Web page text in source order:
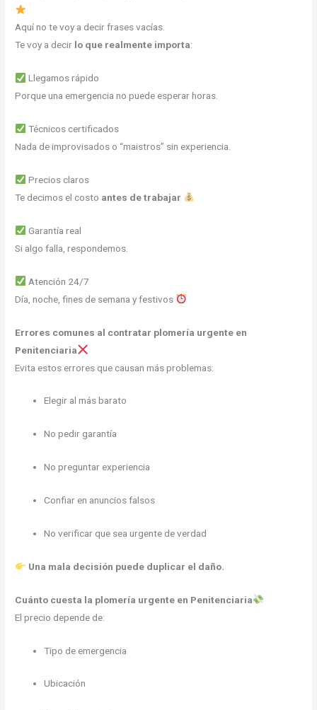
Aquí no te voy a decir frases vacías.
Te voy a decir lo que realmente importa:
Llegamos rápido
Porque una emergencia no puede esperar horas.
Técnicos certificados
Nada de improvisados o “maistros” sin experiencia.
Precios claros
Te decimos el costo antes de trabajar
Garantía real
Si algo falla, respondemos.
Atención 24/7
Día, noche, fines de semana y festivos
Errores comunes al contratar plomería urgente en
Penitenciaria
Evita estos errores que causan más problemas:
Elegir al más barato
No pedir garantía
No preguntar experiencia
Confiar en anuncios falsos
No verificar que sea urgente de verdad
Una mala decisión puede duplicar el daño.
Cuánto cuesta la plomería urgente en Penitenciaria
El precio depende de:
Tipo de emergencia
Ubicación